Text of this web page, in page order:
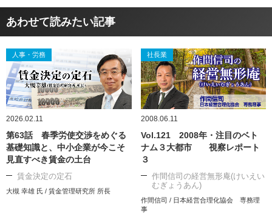
あわせて読みたい記事
人事・労務
2026.02.11
第63話 春季労使交渉をめぐる
基礎知識と、中小企業が今こそ
見直すべき賃金の土台
賃金決定の定石
大槻 幸雄 氏 / 賃金管理研究所 所長
社長業
2008.06.11
Vol.121 2008年・注目のベト
ナム３大都市 視察レポート
３
作間信司の経営無形庵(けいえい
むぎょうあん)
作間信司 / 日本経営合理化協会 専務理
事